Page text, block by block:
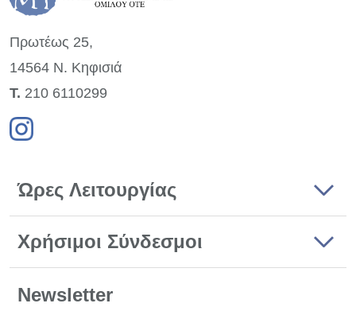
Πρωτέως 25,
14564 Ν. Κηφισιά
Τ. 210 6110299
Ώρες Λειτουργίας
Χρήσιμοι Σύνδεσμοι
Newsletter